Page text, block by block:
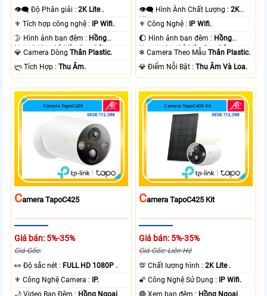
👁️‍🗨 Độ Phân giải :2K Lite .
⚜️ Tích hợp công nghệ :
IP Wifi.
🌛 Hình ảnh ban đêm : Hồng
Ngoại 10m Có Màu Ban Ðêm.
💎 Camera DòngThân Plastic.
️ლ Tích Hợp :Thu Âm.
👁️‍🗨 Hình Ành Chất Lượng :2K
Lite .
⚜️ Công Nghệ :
IP Wifi.
🌔 Hình ảnh ban đêm : Hồng
Ngoại 10m Có Màu Ban Ðêm.
❄ Camera Theo MẫuThân Plastic.
️💎 Điểm Nỗi Bật :Thu Âm Và Loa.
CAmera TapoC425
Giá bán: 5%-35%
Giá Gốc:
️👀 Độ sắc nét : FULL HD 1080P .
⚜️ Công Nghệ Camera :
IP.
CAmera TapoC425 Kit
Giá bán: 5%-35%
Giá Gốc: Liên Hệ
💯 Chất lượng hình :2K Lite .
🌠 Công Nghệ Sử Dụng :
IP Wifi.